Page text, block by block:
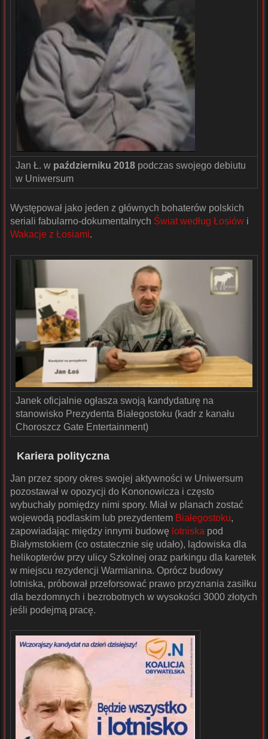
Jan Ł. w październiku 2018 podczas swojego debiutu
w Uniwersum
Występował jako jeden z głównych bohaterów polskich
seriali fabularno-dokumentalnych Świat według Łosiów i
Wakacje z Łosiami.
Janek oficjalnie ogłasza swoją kandydaturę na
stanowisko Prezydenta Białegostoku (kadr z kanału
Choroszcz Gate Entertainment)
Kariera polityczna
Jan przez spory okres swojej aktywności w Uniwersum
pozostawał w opozycji do Kononowicza i często
wybuchały pomiędzy nimi spory. Miał w planach zostać
wojewodą podlaskim lub prezydentem Białegostoku,
zapowiadając między innymi budowę lotniska pod
Białymstokiem (co ostatecznie się udało), lądowiska dla
helikopterów przy ulicy Szkolnej oraz parkingu dla karetek
w miejscu rezydencji Warmianina. Oprócz budowy
lotniska, próbował przeforsować prawo przyznania zasiłku
dla bezdomnych i bezrobotnych w wysokości 3000 złotych
jeśli podejmą pracę.